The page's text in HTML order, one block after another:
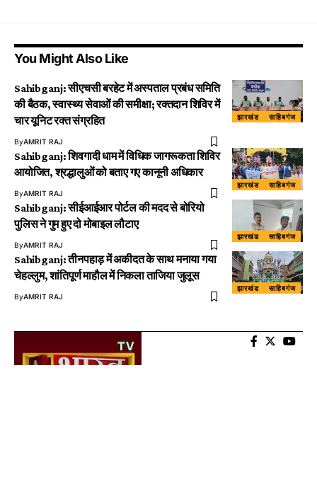
You Might Also Like
झारखंड साहिबगंज
Sahibganj: सीएचसी बरहेट में अस्पताल प्रबंध समिति
की बैठक, स्वास्थ्य सेवाओं की समीक्षा; रक्तदान शिविर में
चार यूनिट रक्त संग्रहित
ByAMRIT RAJ
झारखंड साहिबगंज
Sahibganj: शिवगादी धाम में विधिक जागरूकता शिविर
आयोजित, श्रद्धालुओं को बताए गए कानूनी अधिकार
ByAMRIT RAJ
झारखंड साहिबगंज
Sahibganj: सीईआईआर पोर्टल की मदद से बोरियो
पुलिस ने गुम हुए दो मोबाइल लौटाए
ByAMRIT RAJ
झारखंड साहिबगंज
Sahibganj: तीनपहाड़ में अकीदत के साथ मनाया गया
चेहल्लुम, शांतिपूर्ण माहौल में निकला ताजिया जुलूस
ByAMRIT RAJ